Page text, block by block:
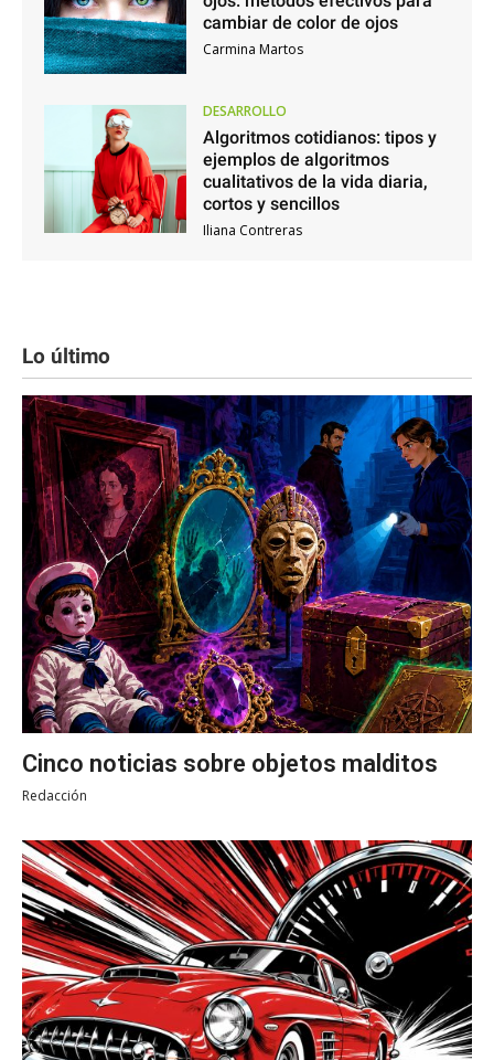
cambiar de color de ojos
Carmina Martos
DESARROLLO
Algoritmos cotidianos: tipos y
ejemplos de algoritmos
cualitativos de la vida diaria,
cortos y sencillos
Iliana Contreras
Lo último
Cinco noticias sobre objetos malditos
Redacción